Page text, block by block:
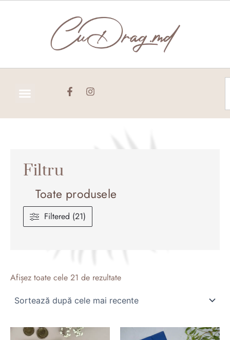
Filtru
Toate produsele
Filtered (21)
Afișez toate cele 21 de rezultatedupă
recente